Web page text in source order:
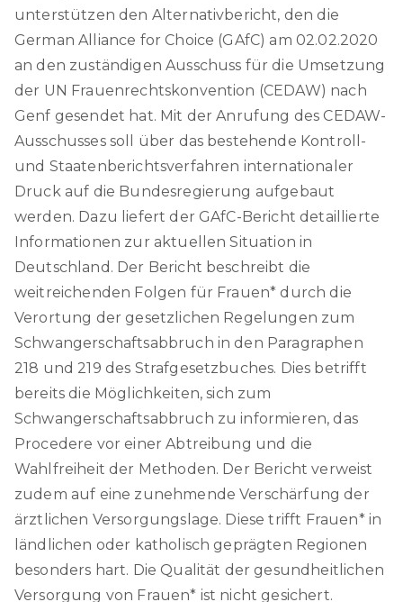
unterstützen den Alternativbericht, den die
German Alliance for Choice (GAfC) am 02.02.2020
an den zuständigen Ausschuss für die Umsetzung
der UN Frauenrechtskonvention (CEDAW) nach
Genf gesendet hat. Mit der Anrufung des CEDAW-
Ausschusses soll über das bestehende Kontroll-
und Staatenberichtsverfahren internationaler
Druck auf die Bundesregierung aufgebaut
werden. Dazu liefert der GAfC-Bericht detaillierte
Informationen zur aktuellen Situation in
Deutschland. Der Bericht beschreibt die
weitreichenden Folgen für Frauen* durch die
Verortung der gesetzlichen Regelungen zum
Schwangerschaftsabbruch in den Paragraphen
218 und 219 des Strafgesetzbuches. Dies betrifft
bereits die Möglichkeiten, sich zum
Schwangerschaftsabbruch zu informieren, das
Procedere vor einer Abtreibung und die
Wahlfreiheit der Methoden. Der Bericht verweist
zudem auf eine zunehmende Verschärfung der
ärztlichen Versorgungslage. Diese trifft Frauen* in
ländlichen oder katholisch geprägten Regionen
besonders hart. Die Qualität der gesundheitlichen
Versorgung von Frauen* ist nicht gesichert.